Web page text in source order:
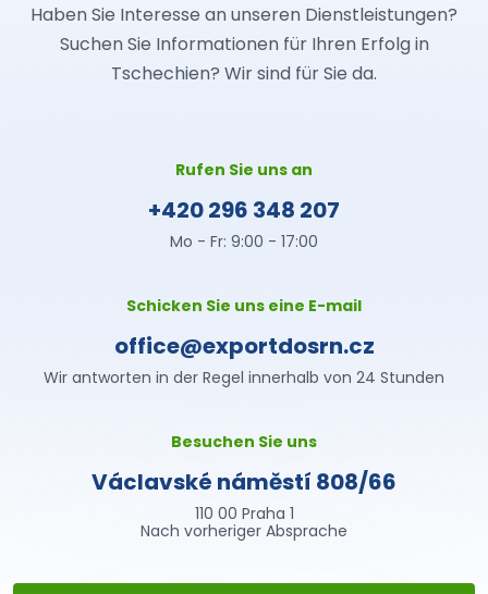
Haben Sie Interesse an unseren Dienstleistungen?
Suchen Sie Informationen für Ihren Erfolg in
Tschechien? Wir sind für Sie da.
Rufen Sie uns an
+420 296 348 207
Mo - Fr: 9:00 - 17:00
Schicken Sie uns eine E-mail
office@exportdosrn.cz
Wir antworten in der Regel innerhalb von 24 Stunden
Besuchen Sie uns
Václavské náměstí 808/66
110 00 Praha 1
Nach vorheriger Absprache